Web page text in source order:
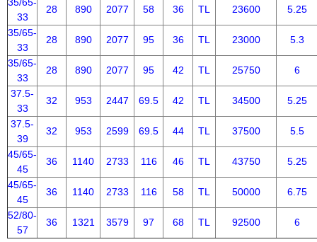
35/65-
33
28 890 2077 58 36 TL 23600 5.25
35/65-
33
28 890 2077 95 36 TL 23000 5.3
35/65-
33
28 890 2077 95 42 TL 25750 6
37.5-
33
32 953 2447 69.5 42 TL 34500 5.25
37.5-
39
32 953 2599 69.5 44 TL 37500 5.5
45/65-
45
36 1140 2733 116 46 TL 43750 5.25
45/65-
45
36 1140 2733 116 58 TL 50000 6.75
52/80-
57
36 1321 3579 97 68 TL 92500 6